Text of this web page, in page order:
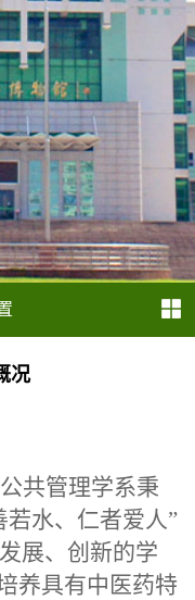
况
公共管理学系秉
若水、仁者爱人”
展、创新的学
养具有中医药特